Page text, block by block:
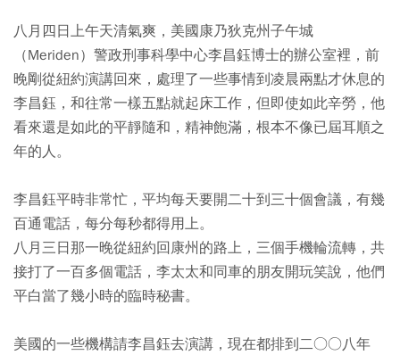
八月四日上午天清氣爽，美國康乃狄克州子午城
（Meriden）警政刑事科學中心李昌鈺博士的辦公室裡，前
晚剛從紐約演講回來，處理了一些事情到凌晨兩點才休息的
李昌鈺，和往常一樣五點就起床工作，但即使如此辛勞，他
看來還是如此的平靜隨和，精神飽滿，根本不像已屆耳順之
年的人。
李昌鈺平時非常忙，平均每天要開二十到三十個會議，有幾
百通電話，每分每秒都得用上。
八月三日那一晚從紐約回康州的路上，三個手機輪流轉，共
接打了一百多個電話，李太太和同車的朋友開玩笑說，他們
平白當了幾小時的臨時秘書。
美國的一些機構請李昌鈺去演講，現在都排到二○○八年